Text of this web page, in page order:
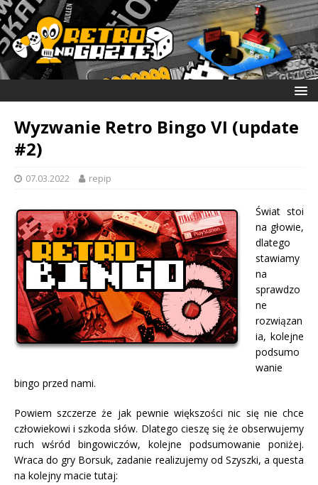
Wyzwanie Retro Bingo VI (update
#2)
07.03.2022 repip
Świat stoi
na głowie,
dlatego
stawiamy
na
sprawdzo
ne
rozwiązan
ia, kolejne
podsumo
wanie
bingo przed nami.
Powiem szczerze że jak pewnie większości nic się nie chce
człowiekowi i szkoda słów. Dlatego cieszę się że obserwujemy
ruch wśród bingowiczów, kolejne podsumowanie poniżej.
Wraca do gry Borsuk, zadanie realizujemy od Szyszki, a questa
na kolejny macie tutaj: